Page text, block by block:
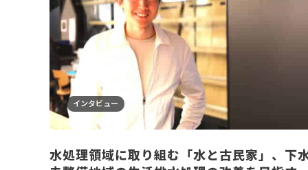
インタビュー
水処理領域に取り組む「水と古民家」、下